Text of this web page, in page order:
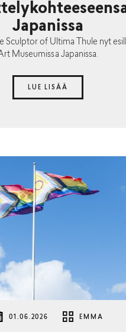
Japanissa
Sculptor of Ultima Thule nyt
Museumissa Japanissa.
LUE LISÄÄ
01.06.2026 EMMA